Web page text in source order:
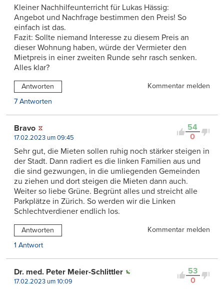
Kleiner Nachhilfeunterricht für Lukas Hässig:
Angebot und Nachfrage bestimmen den Preis! So
einfach ist das.
Fazit: Sollte niemand Interesse zu diesem Preis an
dieser Wohnung haben, würde der Vermieter den
Mietpreis in einer zweiten Runde sehr rasch senken.
Alles klar?
Antworten
Kommentar melden
7 Antworten
54
0
Bravo
17.02.2023 um 09:45
Sehr gut, die Mieten sollen ruhig noch stärker steigen in
der Stadt. Dann radiert es die linken Familien aus und
die sind gezwungen, in die umliegenden Gemeinden
zu ziehen und dort steigen die Mieten dann auch.
Weiter so liebe Grüne. Begrünt alles und streicht alle
Parkplätze in Zürich. So werden wir die Linken
Schlechtverdiener endlich los.
Antworten
Kommentar melden
1 Antwort
53
0
Dr. med. Peter Meier-Schlittler
17.02.2023 um 10:09